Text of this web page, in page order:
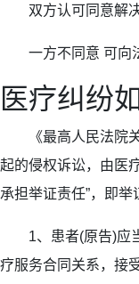
双方认可同意解
一方不同意 可向
医疗纠纷
《最高人民法院关
起的侵权诉讼，由医
承担举证责任”，即
1、患者(原告)应当
疗服务合同关系，接